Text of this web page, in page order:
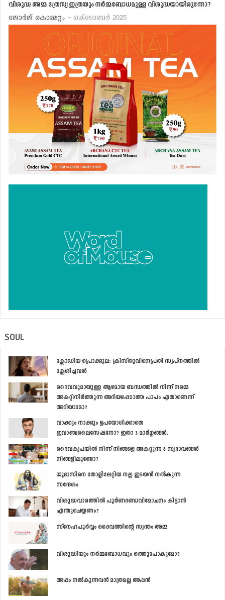
വിശുദ്ധ അമ്മ ത്രേസ്യ ഇത്രയും നര്‍മ്മബോധമുള്ള വിശുദ്ധയായിരുന്നോ?
ജോര്‍ജ് കൊമ്മറ്റം - ഒക്ടോബര്‍ 2025
SOUL
ക്ലോഡിയ പ്രൊക്കൂല: ക്രിസ്തുവിനെപ്രതി സ്വപ്‌നത്തില്‍
ക്ലേശിച്ചവള്‍
ദൈവവുമായുള്ള ആഴമായ ബന്ധത്തില്‍ നിന്ന് നമ്മെ
അകറ്റിനിര്‍ത്തുന്ന അറിയപ്പെടാത്ത പാപം ഏതാണെന്ന്
അറിയാമോ?
വാക്കും നാക്കും ഉപയോഗിക്കാതെ
ഇവാഞ്ചലൈസേഷനോ? ഇതാ 3 മാര്‍ഗ്ഗങ്ങള്‍.
ദൈവകൃപയില്‍ നിന്ന് നിങ്ങളെ അകറ്റുന്ന 8 സ്വഭാവങ്ങള്‍
നിങ്ങളിലൂണ്ടോ?
യൂദാസിനെ തോളിലേറ്റിയ നല്ല ഇടയന്‍ നല്‍കുന്ന
സന്ദേശം
വിശുദ്ധവാരത്തില്‍ പൂര്‍ണദണ്ഡവിമോചനം കിട്ടാന്‍
എന്തുചെയ്യണം?
സ്നേഹപൂര്‍വ്വം ദൈവത്തിന്‍റെ സ്വന്തം അമ്മ
വിശുദ്ധിയും നര്‍മ്മബോധവും ഒത്തുപോകുമോ?
അപ്പം നല്‍കുന്നവന്‍ മാത്രമല്ല അപ്പന്‍